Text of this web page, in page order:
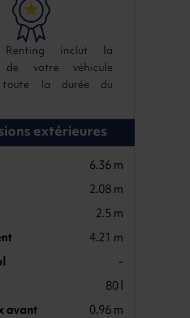
Renting inclut la
de votre véhicule
toute la durée du
extérieures
6.36 m
2.08 m
2.5 m
4.21 m
-
80 l
avant
0.96 m